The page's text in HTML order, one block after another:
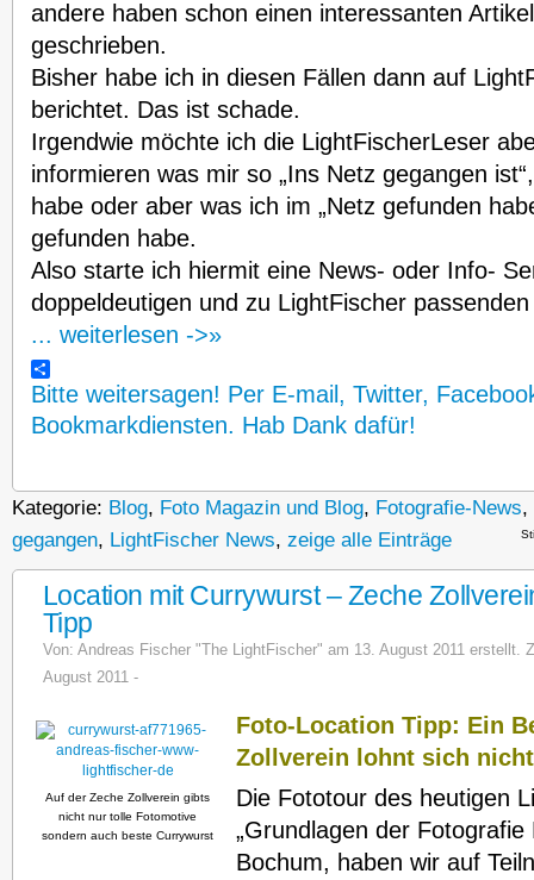
andere haben schon einen interessanten
geschrieben.
Bisher habe ich in diesen Fällen dann auf
berichtet. Das ist schade.
Irgendwie möchte ich die LightFischerLeser
informieren was mir so „Ins Netz gegangen
habe oder aber was ich im „Netz gefunden
gefunden habe.
Also starte ich hiermit eine News- oder Info-
doppeldeutigen und zu LightFischer passenden
... weiterlesen ->»
Bitte weitersagen! Per E-mail, Twitter,
Bookmarkdiensten. Hab Dank dafür!
Kategorie: Blog, Foto Magazin und Blog, Fotografie-News,
gegangen, LightFischer News, zeige alle Einträge
Location mit Currywurst – Zeche
Tipp
Von: Andreas Fischer "The LightFischer" am 13. August 2011 erstellt.
August 2011 -
Auf der Zeche Zollverein gibts
nicht nur tolle Fotomotive
sondern auch beste Currywurst
Foto-Location Tipp: Ein
Zollverein lohnt sich
Die Fototour des heutigen
„Grundlagen der Fotografie
Bochum, haben wir auf